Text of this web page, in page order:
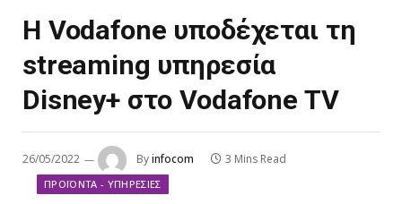
H Vodafone υποδέχεται τη
streaming υπηρεσία
Disney+ στο Vodafone TV
26/05/2022 Byinfocom 3 Mins Read
ΠΡΟΪΌΝΤΑ - ΥΠΗΡΕΣΊΕΣ